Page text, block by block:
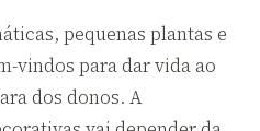
pequenas plantas e
vindos para dar vida ao
dos donos. A